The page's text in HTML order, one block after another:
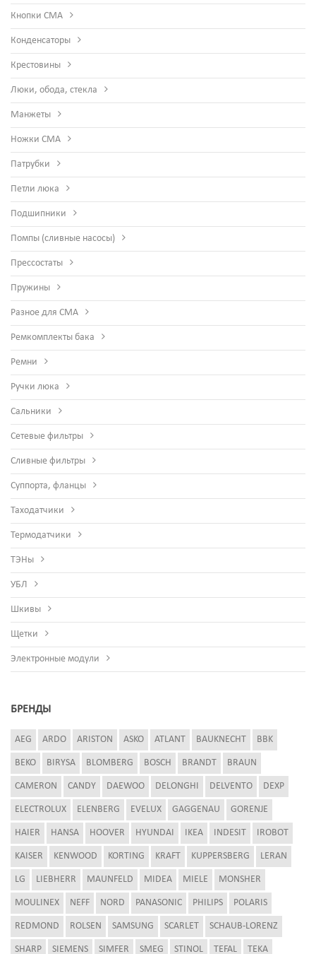
Кнопки СМА
Конденсаторы
Крестовины
Люки, обода, стекла
Манжеты
Ножки СМА
Патрубки
Петли люка
Подшипники
Помпы (сливные насосы)
Прессостаты
Пружины
Разное для СМА
Ремкомплекты бака
Ремни
Ручки люка
Сальники
Сетевые фильтры
Сливные фильтры
Суппорта, фланцы
Таходатчики
Термодатчики
ТЭНы
УБЛ
Шкивы
Щетки
Электронные модули
БРЕНДЫ
AEG ARDO ARISTON ASKO ATLANT BAUKNECHT BBK
BEKO BIRYSA BLOMBERG BOSCH BRANDT BRAUN
CAMERON CANDY DAEWOO DELONGHI DELVENTO DEXP
ELECTROLUX ELENBERG EVELUX GAGGENAU GORENJE
HAIER HANSA HOOVER HYUNDAI IKEA INDESIT IROBOT
KAISER KENWOOD KORTING KRAFT KUPPERSBERG LERAN
LG LIEBHERR MAUNFELD MIDEA MIELE MONSHER
MOULINEX NEFF NORD PANASONIC PHILIPS POLARIS
REDMOND ROLSEN SAMSUNG SCARLET SCHAUB-LORENZ
SHARP SIEMENS SIMFER SMEG STINOL TEFAL TEKA